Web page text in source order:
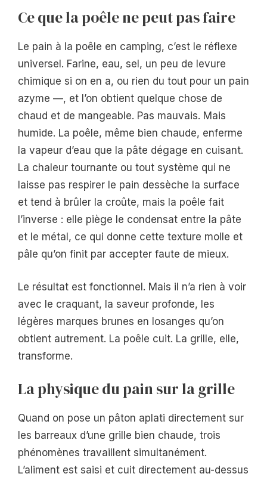
Ce que la poêle ne peut pas faire
Le pain à la poêle en camping, c’est le réflexe
universel. Farine, eau, sel, un peu de levure
chimique si on en a, ou rien du tout pour un pain
azyme —, et l’on obtient quelque chose de
chaud et de mangeable. Pas mauvais. Mais
humide. La poêle, même bien chaude, enferme
la vapeur d’eau que la pâte dégage en cuisant.
La chaleur tournante ou tout système qui ne
laisse pas respirer le pain dessèche la surface
et tend à brûler la croûte, mais la poêle fait
l’inverse : elle piège le condensat entre la pâte
et le métal, ce qui donne cette texture molle et
pâle qu’on finit par accepter faute de mieux.
Le résultat est fonctionnel. Mais il n’a rien à voir
avec le craquant, la saveur profonde, les
légères marques brunes en losanges qu’on
obtient autrement. La poêle cuit. La grille, elle,
transforme.
La physique du pain sur la grille
Quand on pose un pâton aplati directement sur
les barreaux d’une grille bien chaude, trois
phénomènes travaillent simultanément.
L’aliment est saisi et cuit directement au-dessus